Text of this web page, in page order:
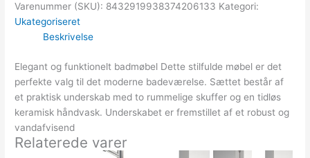
Varenummer (SKU): 8432919938374206133 Kategori:
Ukategoriseret
Beskrivelse
Elegant og funktionelt badmøbel Dette stilfulde møbel er det
perfekte valg til det moderne badeværelse. Sættet består af
et praktisk underskab med to rummelige skuffer og en tidløs
keramisk håndvask. Underskabet er fremstillet af et robust og
vandafvisend
Relaterede varer